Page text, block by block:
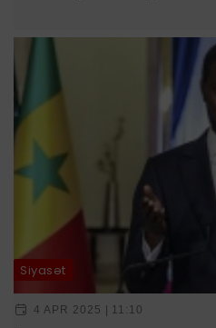
Siyasət
4 APR 2025 | 11:10